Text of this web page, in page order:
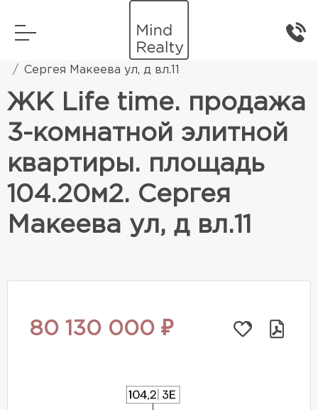
Элитная жилая недвижимость
Сергея Макеева ул, д вл.11
ЖК Life time. продажа
3-комнатной элитной
квартиры. площадь
104.20м2. Сергея
Макеева ул, д вл.11
80 130 000 ₽